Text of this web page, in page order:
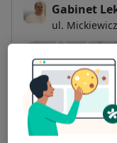
Gabinet
ul.
Dostępność
W tym
internet